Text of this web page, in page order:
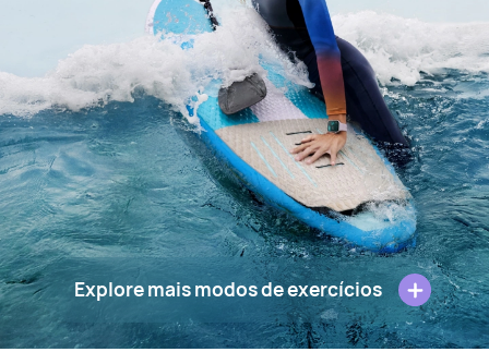
Explore mais modos de exercícios